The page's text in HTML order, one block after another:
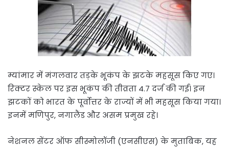
म्यांमार में मंगलवार तड़के भूकंप के झटके महसूस किए गए।
रिक्टर स्केल पर इस भूकंप की तीव्रता 4.7 दर्ज की गई। इन
झटकों को भारत के पूर्वोत्तर के राज्यों में भी महसूस किया गया।
इनमें मणिपुर, नगालैंड और असम प्रमुख रहे।
नेशनल सेंटर ऑफ सीस्मोलॉजी (एनसीएस) के मुताबिक, यह